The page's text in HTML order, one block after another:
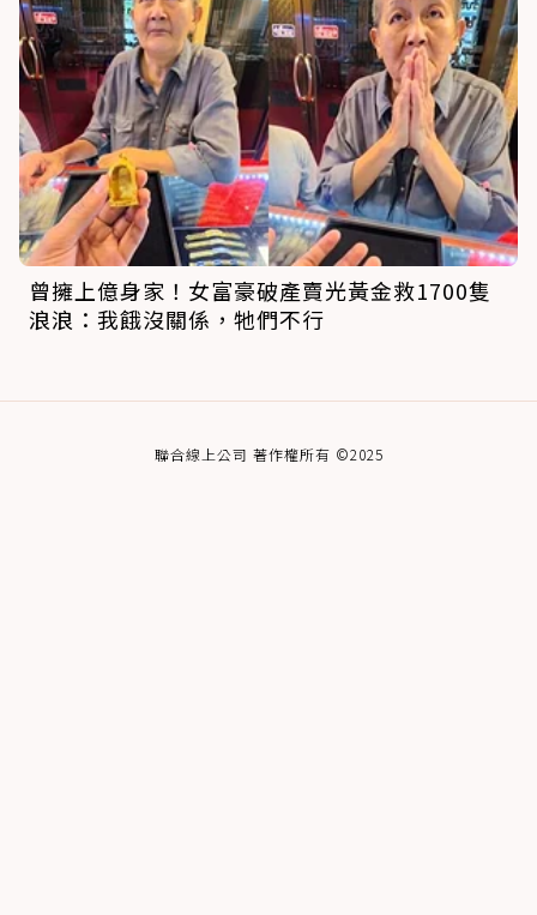
曾擁上億身家！女富豪破產賣光黃金救1700隻
浪浪：我餓沒關係，牠們不行
聯合線上公司 著作權所有 ©2025